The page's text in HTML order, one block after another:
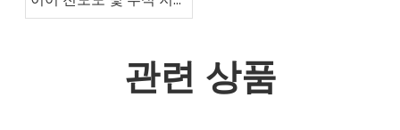
향상
관련 상품